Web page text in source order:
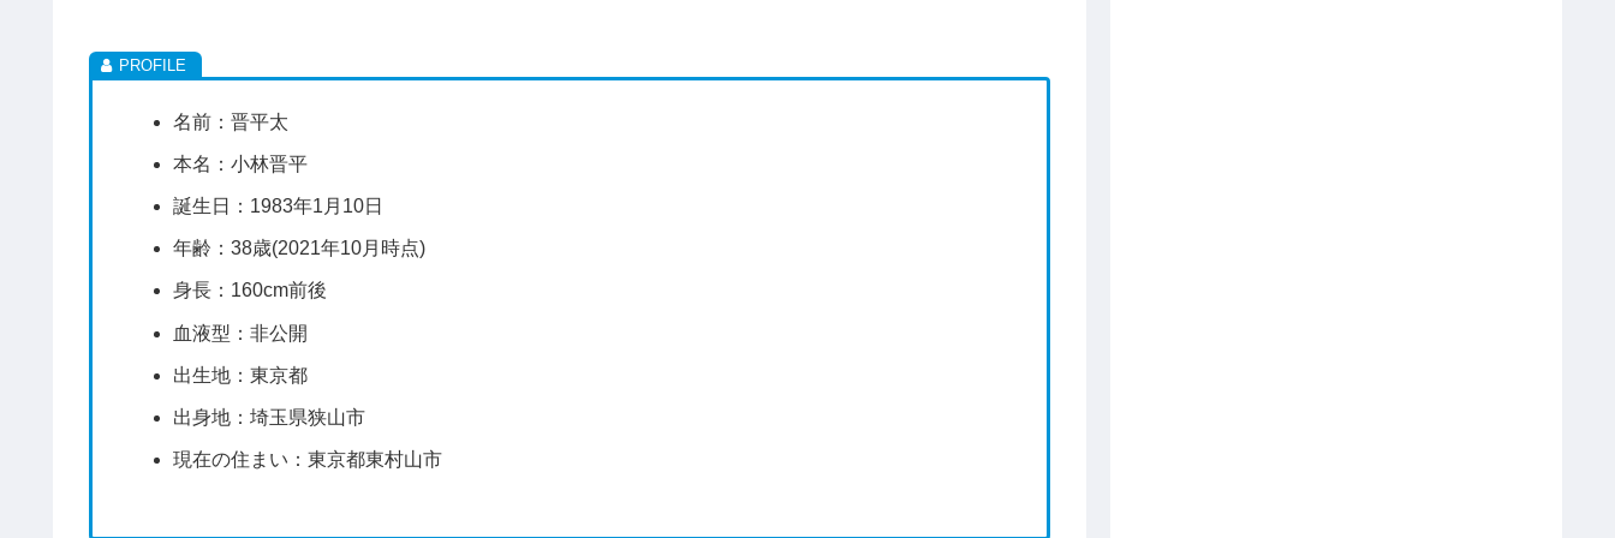
名前：晋平太
本名：小林晋平
誕生日：1983年1月10日
年齢：38歳(2021年10月時点)
身長：160cm前後
血液型：非公開
出生地：東京都
出身地：埼玉県狭山市
現在の住まい：東京都東村山市